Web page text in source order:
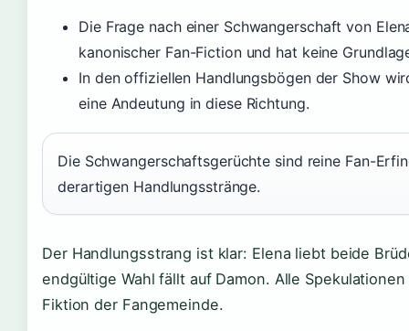
Die Frage nach einer Schwangerschaft von
kanonischer Fan-Fiction und hat keine
In den offiziellen Handlungsbögen der Show
eine Andeutung in diese Richtung.
Die Schwangerschaftsgerüchte sind reine Fan-
derartigen Handlungsstränge.
Der Handlungsstrang ist klar: Elena liebt beide
endgültige Wahl fällt auf Damon. Alle
Fiktion der Fangemeinde.